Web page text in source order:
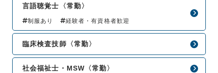
言語聴覚士〈常勤〉
制服あり 経験者・有資格者歓迎
臨床検査技師〈常勤〉
社会福祉士・MSW〈常勤〉